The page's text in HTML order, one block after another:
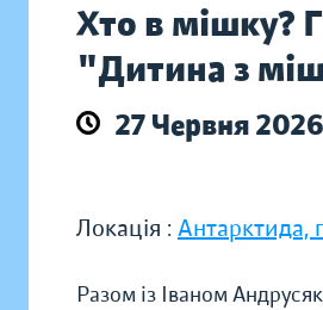
Хто в мішку?
"Дитина з
27 Червня
Локація : Антарктида,
Разом із Іваном